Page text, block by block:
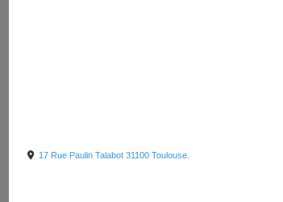
17 Rue Paulin Talabot 31100 Toulouse.